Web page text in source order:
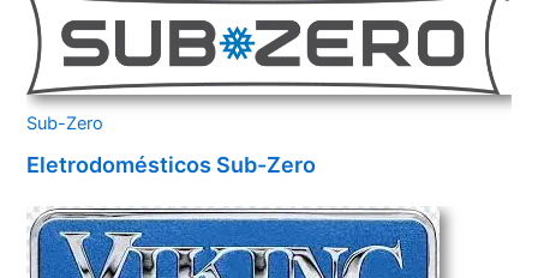
Sub-Zero
Eletrodomésticos Sub-Zero